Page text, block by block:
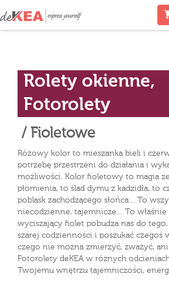
Rolety okienne,
Fotorolety
/ Fioletowe
Różowy kolor to mieszanka bieli i
potrzebę przestrzeni do działania i
możliwości. Kolor fioletowy to magia
płomienia, to ślad dymu z kadzidła, to
poblask zachodzącego słońca… To
niecodzienne, tajemnicze… To właśnie
wyciszający fiolet pobudza nas do
szarej codzienności i poszukać czegoś
czego nie można zmierzyć, zważyć,
Fotorolety deKEA w różnych
Twojemu wnętrzu tajemniczości,